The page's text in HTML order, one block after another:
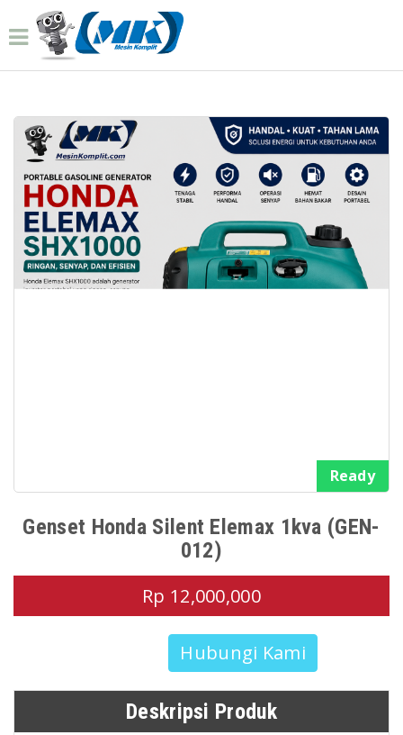
Home Produk
Genset Honda Silent Elemax 1kva
Gen 012
Ready
Genset Honda Silent Elemax 1kva (GEN-
012)
Rp 12,000,000
Hubungi Kami
Deskripsi Produk